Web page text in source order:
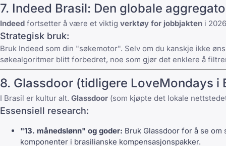
7. Indeed Brasil: Den globale
Indeed fortsetter å være et viktig verktøy for jobbjakten i
Strategisk bruk:
Bruk Indeed som din "søkemotor". Selv om du kanskje ikke
søkealgoritmer blitt forbedret, noe som gjør det enklere å
8. Glassdoor (tidligere LoveMondays i
I Brasil er kultur alt. Glassdoor (som kjøpte det lokale
Essensiell research:
"13. månedslønn" og goder: Bruk Glassdoor for å se
komponenter i brasilianske kompensasjonspakker.